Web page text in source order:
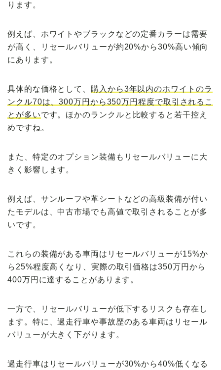
ります。
例えば、ホワイトやブラックなどの定番カラーは需要
が高く、リセールバリューが約20%から30%高い傾向
にあります。
具体的な価格として、 購入から3年以内のホワイトのラ
ンクル70は、300万円から350万円程度で取引されるこ
とが多いです。ほかのランクルと比較すると若干控え
めですね。
また、特定のオプション装備もリセールバリューに大
きく影響します。
例えば、サンルーフや革シートなどの高級装備が付い
たモデルは、中古市場でも高値で取引されることが多
いです。
これらの装備がある車両はリセールバリューが15%か
ら25%程度高くなり、実際の取引価格は350万円から
400万円に達することがあります。
一方で、リセールバリューが低下するリスクも存在し
ます。特に、過走行車や事故歴のある車両はリセール
バリューが大きく下がります。
過走行車はリセールバリューが30%から40%低くなる